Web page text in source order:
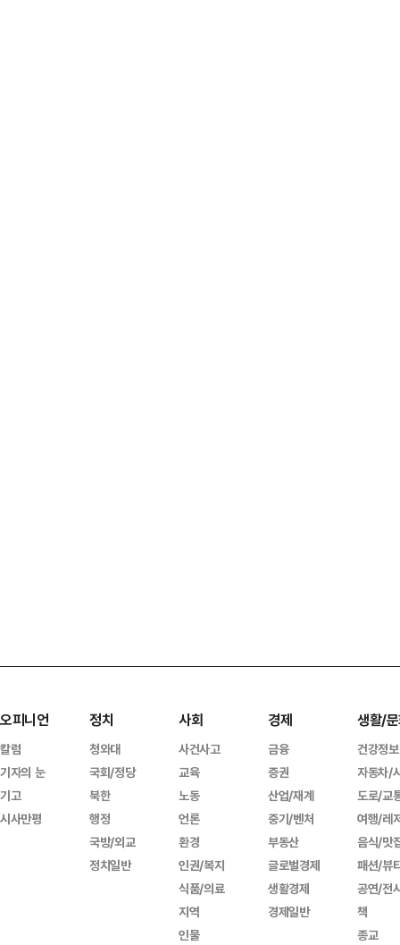
오피니언
칼럼
기자의 눈
기고
시사만평
정치
청와대
국회/정당
북한
행정
국방/외교
정치일반
사회
사건사고
교육
노동
언론
환경
인권/복지
식품/의료
지역
인물
경제
금융
증권
산업/재계
중기/벤처
부동산
글로벌경제
생활경제
경제일반
생활/
건강정보
자동차/
도로/교
여행/레
음식/맛
패션/뷰
공연/전
책
종교